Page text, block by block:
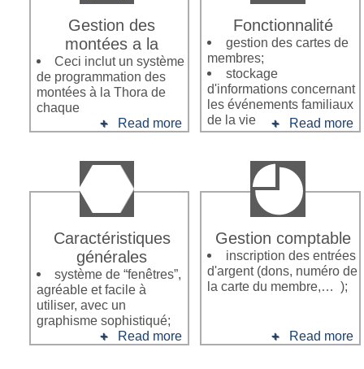
Fonctionnalité
gestion des cartes de
membres;
stockage
d'informations concernant
les événements familiaux
de la vie
Read more
Gestion des
montées a la
Ceci inclut un système
de programmation des
montées à la Thora de
chaque
Read more
Gestion comptable
inscription des entrées
d'argent (dons, numéro de
la carte du membre,… );
Read more
Caractéristiques
générales
système de “fenêtres”,
agréable et facile à
utiliser, avec un
graphisme sophistiqué;
Read more